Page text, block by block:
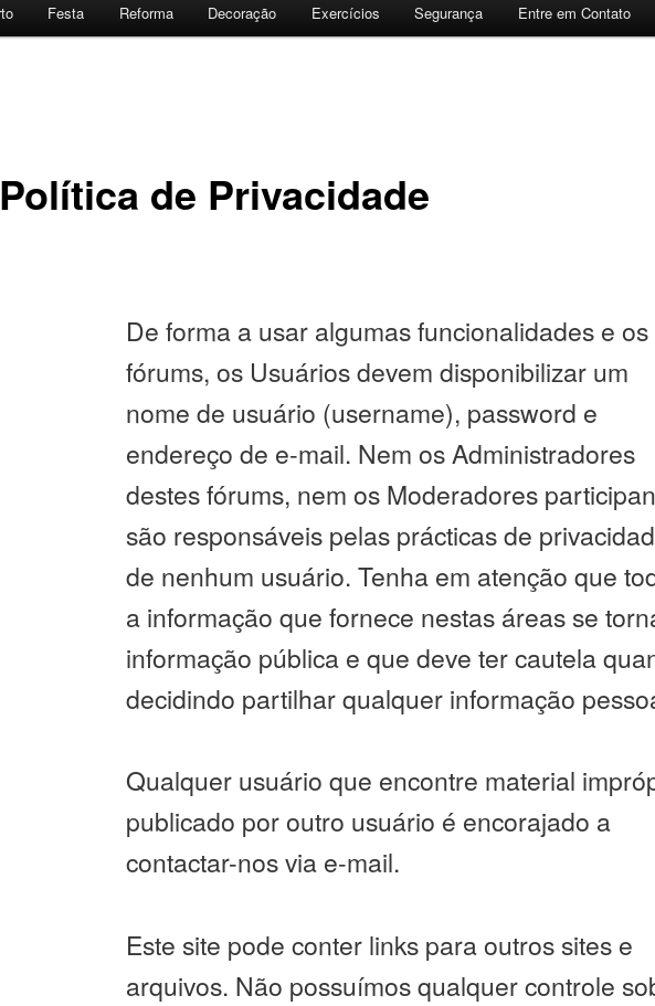
Festa Reforma Decoração Exercícios Segurança Entre em Contato
Política de Privacidade
De forma a usar algumas funcionalidades e os
fórums, os Usuários devem disponibilizar um
nome de usuário (username), password e
endereço de e-mail. Nem os Administradores
destes fórums, nem os Moderadores
são responsáveis pelas prácticas de
de nenhum usuário. Tenha em atenção que
a informação que fornece nestas áreas se
informação pública e que deve ter cautela
decidindo partilhar qualquer informação
Qualquer usuário que encontre material
publicado por outro usuário é encorajado a
contactar-nos via e-mail.
Este site pode conter links para outros sites e
arquivos. Não possuímos qualquer controle